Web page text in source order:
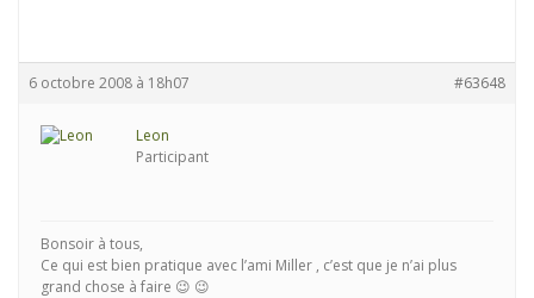
6 octobre 2008 à 18h07 #63648
Leon
Participant
Bonsoir à tous,
Ce qui est bien pratique avec l’ami Miller , c’est que je n’ai plus
grand chose à faire 😉 😉